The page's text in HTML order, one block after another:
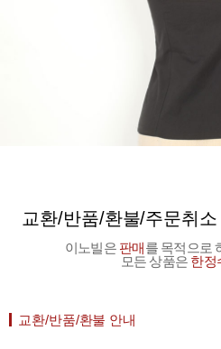
교환/반품/환불/주문취
이노빌은 판매를 목적으로
모든 상품은 한정
교환/반품/환불 안내